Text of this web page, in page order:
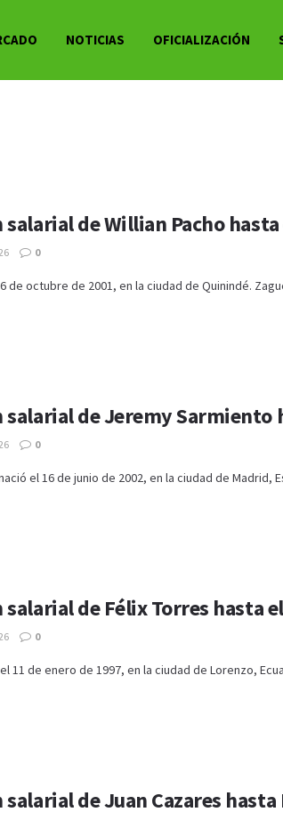
NOTICIAS OFICIALIZACIÓN
de Willian Pacho hasta
0
de octubre de 2001, en la ciudad de Quinindé.
salarial de Jeremy Sarmiento
0
el 16 de junio de 2002, en la ciudad de Madrid,
de Félix Torres hasta
0
11 de enero de 1997, en la ciudad de Lorenzo,
de Juan Cazares